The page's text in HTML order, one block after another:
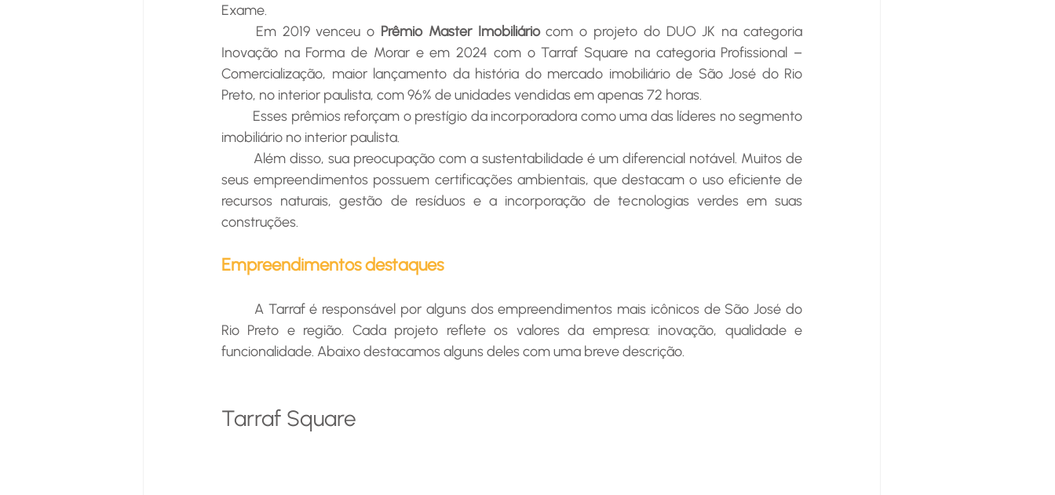
Exame.
Em 2019 venceu o Prêmio Master Imobiliário com o projeto do DUO JK na categoria
Inovação na Forma de Morar e em 2024 com o Tarraf Square na categoria Profissional –
Comercialização, maior lançamento da história do mercado imobiliário de São José do Rio
Preto, no interior paulista, com 96% de unidades vendidas em apenas 72 horas.
imobiliário no interior paulista.
seus empreendimentos possuem certificações ambientais, que destacam o uso eficiente de
recursos naturais, gestão de resíduos e a incorporação de tecnologias verdes em suas
construções.
Empreendimentos destaques
Rio Preto e região. Cada projeto reflete os valores da empresa: inovação, qualidade e
funcionalidade. Abaixo destacamos alguns deles com uma breve descrição.
Tarraf Square